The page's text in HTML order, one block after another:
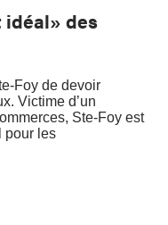
idéal» des
Foy de devoir
Victime d’un
Ste-Foy est
pour les